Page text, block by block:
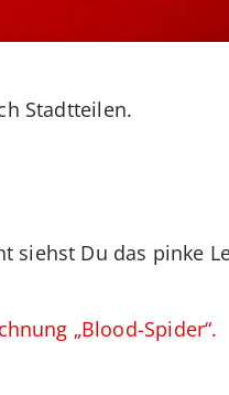
Stadtteilen.
siehst Du das pinke
„Blood-Spider“.